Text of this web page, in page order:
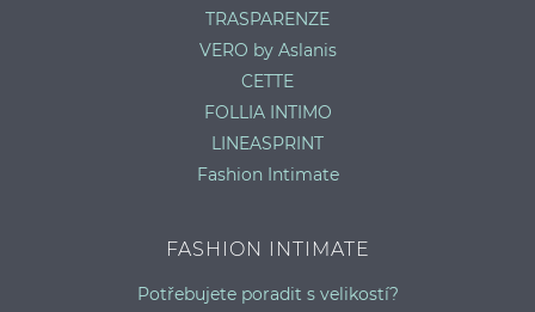
TRASPARENZE
VERO by Aslanis
CETTE
FOLLIA INTIMO
LINEASPRINT
Fashion Intimate
FASHION INTIMATE
Potřebujete poradit s velikostí?